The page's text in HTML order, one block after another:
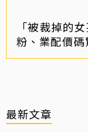
「被裁掉的
粉、業配價碼
最新文章